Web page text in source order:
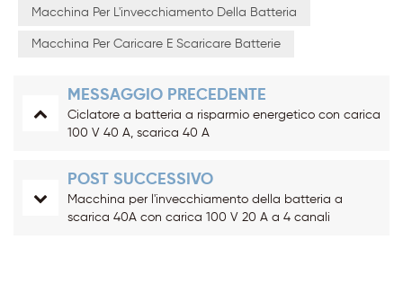
Macchina Per L'invecchiamento Della Batteria
Macchina Per Caricare E Scaricare Batterie
MESSAGGIO PRECEDENTE
Ciclatore a batteria a risparmio energetico con carica
100 V 40 A, scarica 40 A
POST SUCCESSIVO
Macchina per l'invecchiamento della batteria a
scarica 40A con carica 100 V 20 A a 4 canali